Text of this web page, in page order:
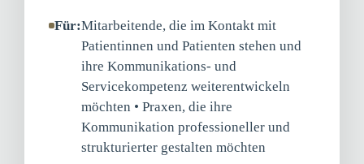
Für:Mitarbeitende, die im Kontakt mit
Patientinnen und Patienten stehen und
ihre Kommunikations- und
Servicekompetenz weiterentwickeln
möchten • Praxen, die ihre
Kommunikation professioneller und
strukturierter gestalten möchten